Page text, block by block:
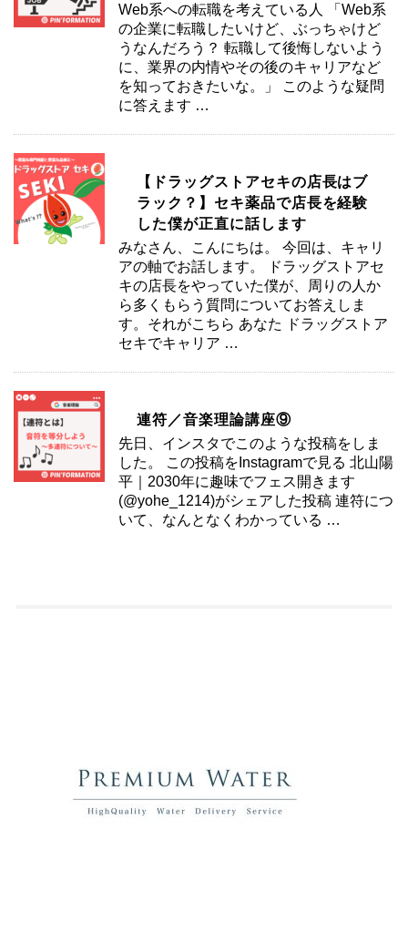
Web系への転職を考えている人 「Web系
の企業に転職したいけど、ぶっちゃけど
うなんだろう？ 転職して後悔しないよう
に、業界の内情やその後のキャリアなど
を知っておきたいな。」 このような疑問
に答えます …
【ドラッグストアセキの店長はブ
ラック？】セキ薬品で店長を経験
した僕が正直に話します
みなさん、こんにちは。 今回は、キャリ
アの軸でお話します。 ドラッグストアセ
キの店長をやっていた僕が、周りの人か
ら多くもらう質問についてお答えしま
す。それがこちら あなた ドラッグストア
セキでキャリア …
連符／音楽理論講座⑨
先日、インスタでこのような投稿をしま
した。 この投稿をInstagramで見る 北山陽
平｜2030年に趣味でフェス開きます
(@yohe_1214)がシェアした投稿 連符につ
いて、なんとなくわかっている …